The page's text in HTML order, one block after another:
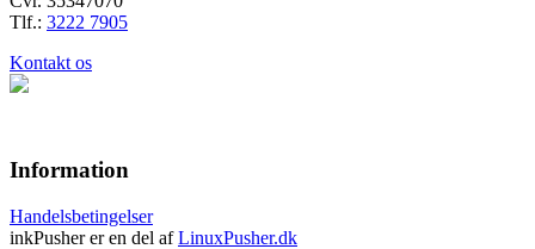
Tlf.: 3222 7905
Kontakt os
Information
Handelsbetingelser
inkPusher er en del afLinuxPusher.dk